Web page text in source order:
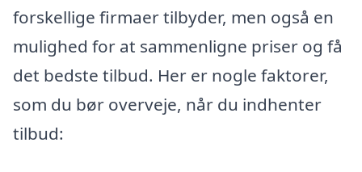
forskellige firmaer tilbyder, men også en
mulighed for at sammenligne priser og få
det bedste tilbud. Her er nogle faktorer,
som du bør overveje, når du indhenter
tilbud: